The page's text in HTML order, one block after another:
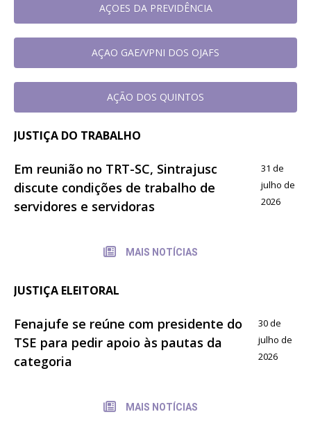
AÇOES DA PREVIDÊNCIA
AÇAO GAE/VPNI DOS OJAFS
AÇÃO DOS QUINTOS
JUSTIÇA DO TRABALHO
Em reunião no TRT-SC, Sintrajusc
discute condições de trabalho de
servidores e servidoras
31 de
julho de
2026
MAIS NOTÍCIAS
JUSTIÇA ELEITORAL
Fenajufe se reúne com presidente do
TSE para pedir apoio às pautas da
categoria
30 de
julho de
2026
MAIS NOTÍCIAS